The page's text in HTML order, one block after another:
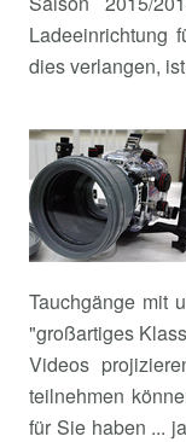
Ladeeinrichtung
dies verlangen,
Tauchgänge mit
"großartiges
Videos
teilnehmen
für Sie haben ...